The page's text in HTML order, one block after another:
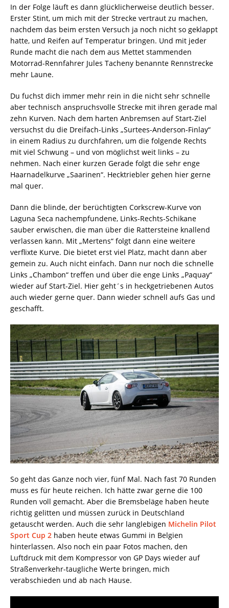
In der Folge läuft es dann glücklicherweise deutlich besser.
Erster Stint, um mich mit der Strecke vertraut zu machen,
nachdem das beim ersten Versuch ja noch nicht so geklappt
hatte, und Reifen auf Temperatur bringen. Und mit jeder
Runde macht die nach dem aus Mettet stammenden
Motorrad-Rennfahrer Jules Tacheny benannte Rennstrecke
mehr Laune.
Du fuchst dich immer mehr rein in die nicht sehr schnelle
aber technisch anspruchsvolle Strecke mit ihren gerade mal
zehn Kurven. Nach dem harten Anbremsen auf Start-Ziel
versuchst du die Dreifach-Links „Surtees-Anderson-Finlay“
in einem Radius zu durchfahren, um die folgende Rechts
mit viel Schwung – und von möglichst weit links – zu
nehmen. Nach einer kurzen Gerade folgt die sehr enge
Haarnadelkurve „Saarinen“. Hecktriebler gehen hier gerne
mal quer.
Dann die blinde, der berüchtigten Corkscrew-Kurve von
Laguna Seca nachempfundene, Links-Rechts-Schikane
sauber erwischen, die man über die Rattersteine knallend
verlassen kann. Mit „Mertens“ folgt dann eine weitere
verflixte Kurve. Die bietet erst viel Platz, macht dann aber
gemein zu. Auch nicht einfach. Dann nur noch die schnelle
Links „Chambon“ treffen und über die enge Links „Paquay“
wieder auf Start-Ziel. Hier geht´s in heckgetriebenen Autos
auch wieder gerne quer. Dann wieder schnell aufs Gas und
geschafft.
So geht das Ganze noch vier, fünf Mal. Nach fast 70 Runden
muss es für heute reichen. Ich hätte zwar gerne die 100
Runden voll gemacht. Aber die Bremsbeläge haben heute
richtig gelitten und müssen zurück in Deutschland
getauscht werden. Auch die sehr langlebigen Michelin Pilot
Sport Cup 2 haben heute etwas Gummi in Belgien
hinterlassen. Also noch ein paar Fotos machen, den
Luftdruck mit dem Kompressor von GP Days wieder auf
Straßenverkehr-taugliche Werte bringen, mich
verabschieden und ab nach Hause.